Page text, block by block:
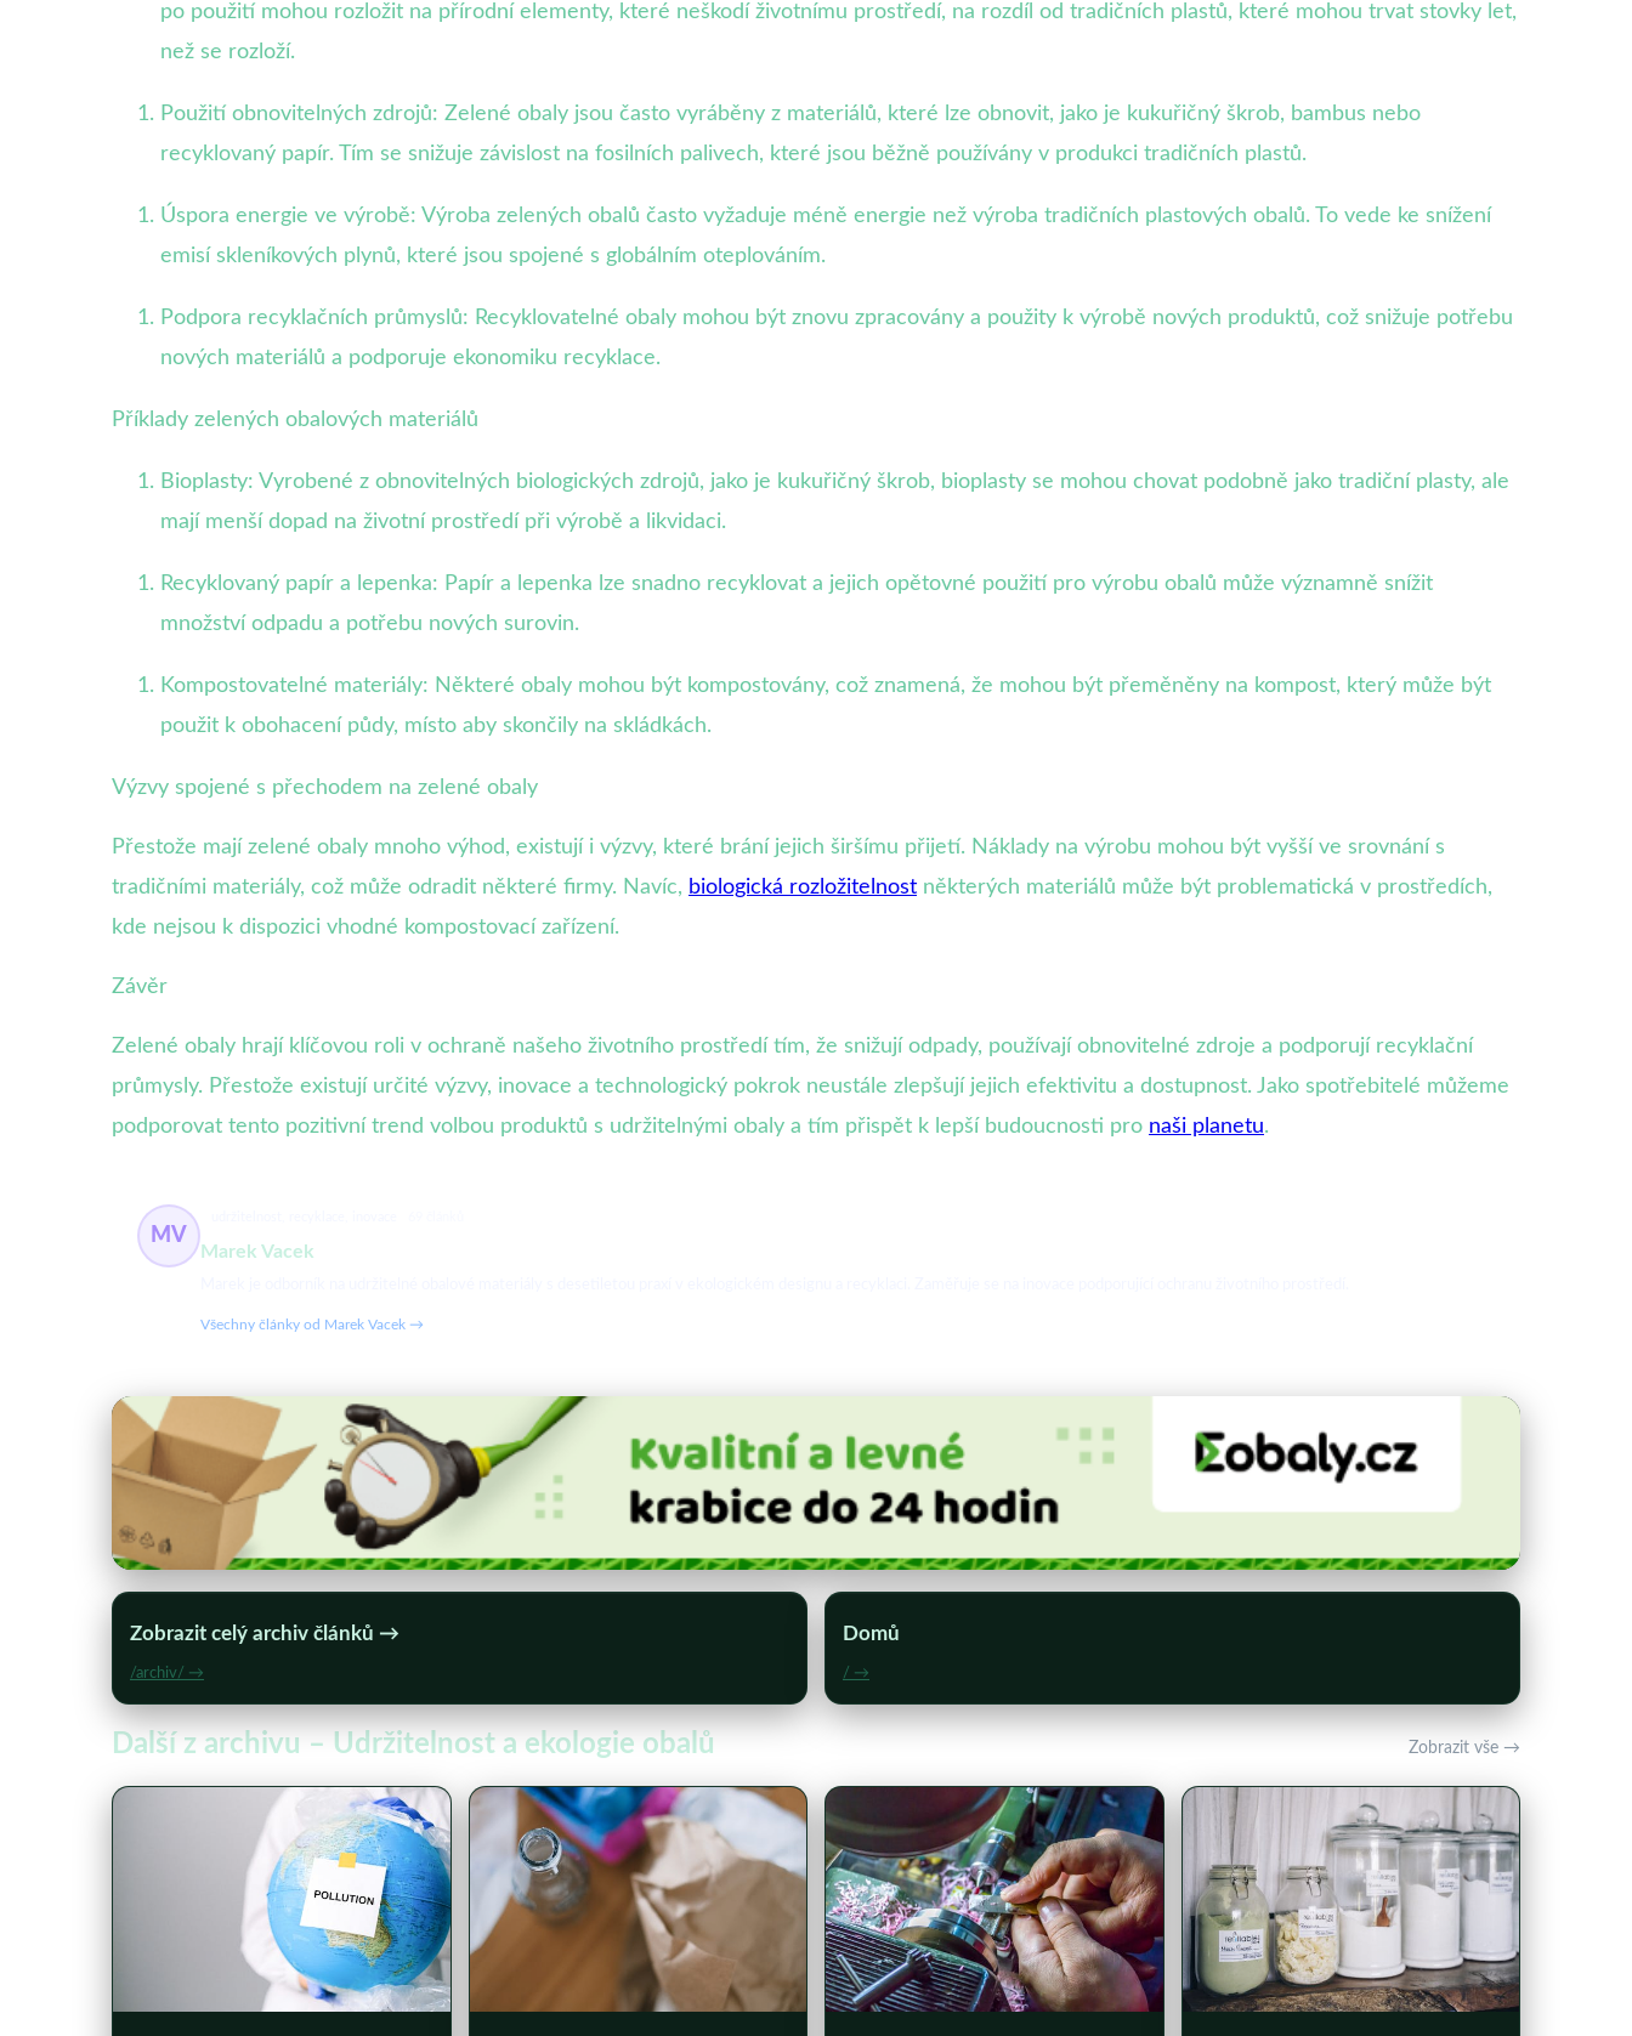
po použití mohou rozložit na přírodní elementy, které neškodí životnímu prostředí, na rozdíl od tradičních plastů, které mohou trvat stovky let,
než se rozloží.
Použití obnovitelných zdrojů: Zelené obaly jsou často vyráběny z materiálů, které lze obnovit, jako je kukuřičný škrob, bambus nebo
recyklovaný papír. Tím se snižuje závislost na fosilních palivech, které jsou běžně používány v produkci tradičních plastů.
Úspora energie ve výrobě: Výroba zelených obalů často vyžaduje méně energie než výroba tradičních plastových obalů. To vede ke snížení
emisí skleníkových plynů, které jsou spojené s globálním oteplováním.
Podpora recyklačních průmyslů: Recyklovatelné obaly mohou být znovu zpracovány a použity k výrobě nových produktů, což snižuje potřebu
nových materiálů a podporuje ekonomiku recyklace.
Příklady zelených obalových materiálů
Bioplasty: Vyrobené z obnovitelných biologických zdrojů, jako je kukuřičný škrob, bioplasty se mohou chovat podobně jako tradiční plasty, ale
mají menší dopad na životní prostředí při výrobě a likvidaci.
Recyklovaný papír a lepenka: Papír a lepenka lze snadno recyklovat a jejich opětovné použití pro výrobu obalů může významně snížit
množství odpadu a potřebu nových surovin.
Kompostovatelné materiály: Některé obaly mohou být kompostovány, což znamená, že mohou být přeměněny na kompost, který může být
použit k obohacení půdy, místo aby skončily na skládkách.
Výzvy spojené s přechodem na zelené obaly
Přestože mají zelené obaly mnoho výhod, existují i výzvy, které brání jejich širšímu přijetí. Náklady na výrobu mohou být vyšší ve srovnání s
tradičními materiály, což může odradit některé firmy. Navíc, biologická rozložitelnost některých materiálů může být problematická v prostředích,
kde nejsou k dispozici vhodné kompostovací zařízení.
Závěr
Zelené obaly hrají klíčovou roli v ochraně našeho životního prostředí tím, že snižují odpady, používají obnovitelné zdroje a podporují recyklační
průmysly. Přestože existují určité výzvy, inovace a technologický pokrok neustále zlepšují jejich efektivitu a dostupnost. Jako spotřebitelé můžeme
podporovat tento pozitivní trend volbou produktů s udržitelnými obaly a tím přispět k lepší budoucnosti pro naši planetu.
MV
Marek Vacek
Všechny články od Marek Vacek →
Zobrazit celý archiv článků →
/archiv/ →
Domů
/ →
Další z archivu – Udržitelnost a ekologie obalů Zobrazit vše →